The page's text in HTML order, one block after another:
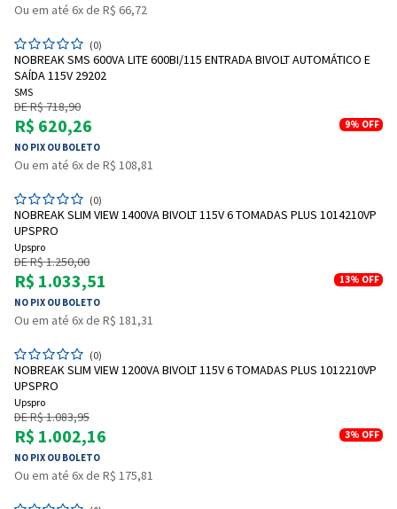
Ou em até 6x de R$ 66,72
(0)
NOBREAK SMS 600VA LITE 600BI/115 ENTRADA BIVOLT AUTOMÁTICO E
SAÍDA 115V 29202
SMS
DE R$ 718,90
R$ 620,26
NO PIX OU BOLETO
9% OFF
Ou em até 6x de R$ 108,81
(0)
NOBREAK SLIM VIEW 1400VA BIVOLT 115V 6 TOMADAS PLUS 1014210VP
UPSPRO
Upspro
DE R$ 1.250,00
R$ 1.033,51
NO PIX OU BOLETO
13% OFF
Ou em até 6x de R$ 181,31
(0)
NOBREAK SLIM VIEW 1200VA BIVOLT 115V 6 TOMADAS PLUS 1012210VP
UPSPRO
Upspro
DE R$ 1.083,95
R$ 1.002,16
NO PIX OU BOLETO
3% OFF
Ou em até 6x de R$ 175,81